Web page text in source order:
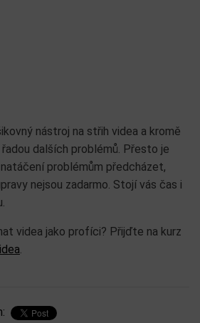
nástroj na střih videa a kromě
dalších problémů. Přesto je
problémům předcházet,
nejsou zadarmo. Stojí vás čas i
videa jako profíci? Přijďte na kurz
.